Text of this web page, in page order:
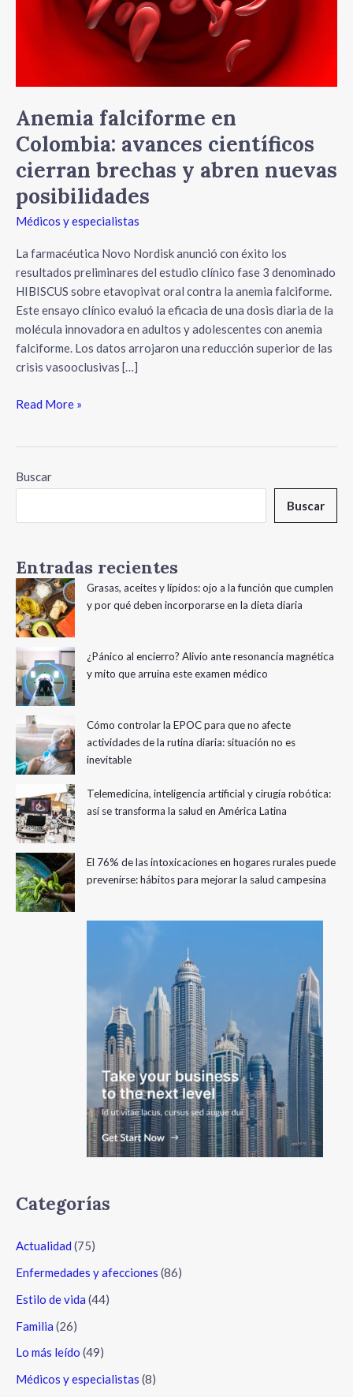
Anemia falciforme en
Colombia: avances científicos
cierran brechas y abren nuevas
posibilidades
Médicos y especialistas
La farmacéutica Novo Nordisk anunció con éxito los
resultados preliminares del estudio clínico fase 3 denominado
HIBISCUS sobre etavopivat oral contra la anemia falciforme.
Este ensayo clínico evaluó la eficacia de una dosis diaria de la
molécula innovadora en adultos y adolescentes con anemia
falciforme. Los datos arrojaron una reducción superior de las
crisis vasooclusivas […]
posibilidades
Read More »
Buscar
Buscar
Entradas recientes
Grasas, aceites y lípidos: ojo a la función que cumplen
y por qué deben incorporarse en la dieta diaria
¿Pánico al encierro? Alivio ante resonancia magnética
y mito que arruina este examen médico
Cómo controlar la EPOC para que no afecte
actividades de la rutina diaria: situación no es
inevitable
Telemedicina, inteligencia artificial y cirugía robótica:
así se transforma la salud en América Latina
El 76% de las intoxicaciones en hogares rurales puede
prevenirse: hábitos para mejorar la salud campesina
Categorías
Actualidad (75)
Enfermedades y afecciones (86)
Estilo de vida (44)
Familia (26)
Lo más leído (49)
Médicos y especialistas (8)